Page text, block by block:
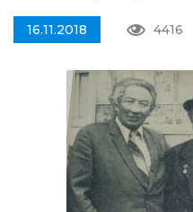
16.11.2018 4416